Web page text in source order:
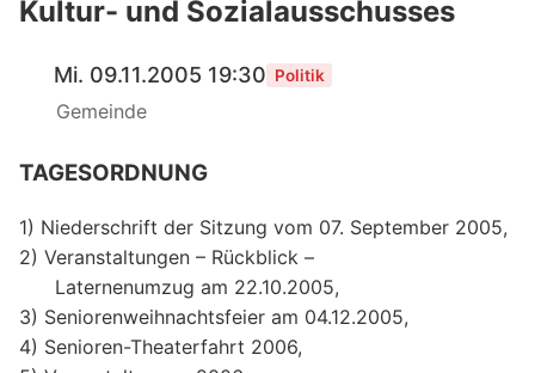
Kultur- und Sozialausschusses
Mi. 09.11.2005 19:30 Politik
Gemeinde
TAGESORDNUNG
1) Niederschrift der Sitzung vom 07. September 2005,
2) Veranstaltungen – Rückblick –
Laternenumzug am 22.10.2005,
3) Seniorenweihnachtsfeier am 04.12.2005,
4) Senioren-Theaterfahrt 2006,